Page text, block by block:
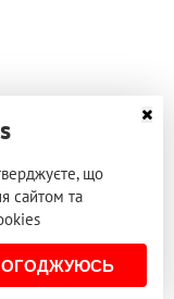
що
сайтом та